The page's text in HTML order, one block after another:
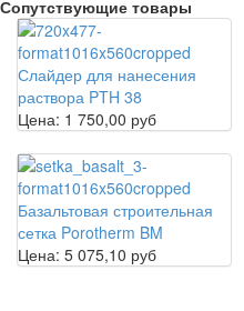
Сопутствующие товары
Слайдер для нанесения
раствора PTH 38
Цена: 1 750,00 руб
Базальтовая строительная
сетка Porotherm BM
Цена: 5 075,10 руб